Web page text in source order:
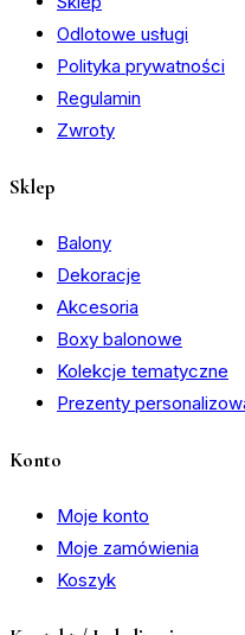
Odlotowe usługi
Polityka prywatności
Regulamin
Zwroty
Sklep
Balony
Dekoracje
Akcesoria
Boxy balonowe
Kolekcje tematyczne
Prezenty
Konto
Moje konto
Moje zamówienia
Koszyk